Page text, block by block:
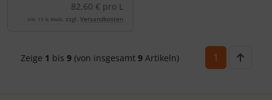
82,60 € pro L
inkl. 19 % MwSt. zzgl. Versandkosten
Zeige 1 bis 9(von insgesamt 9Artikeln) 1